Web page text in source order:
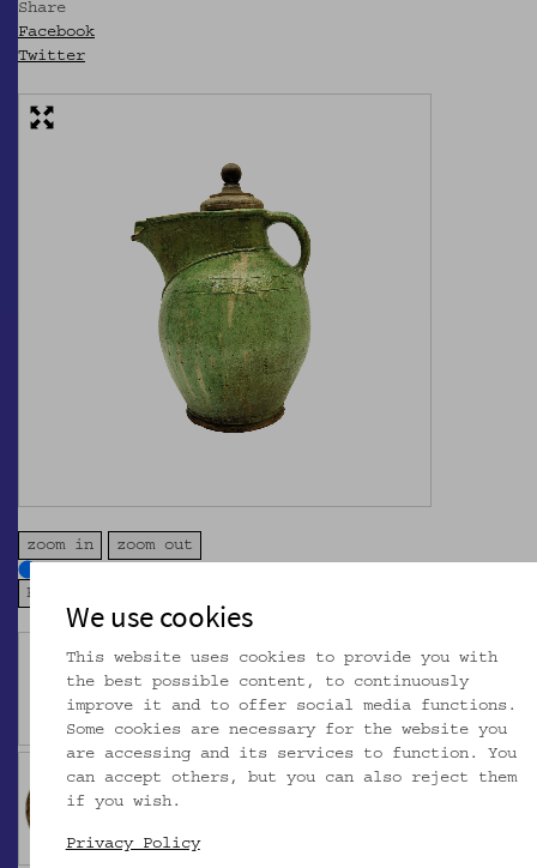
Share
Facebook
Twitter
zoom in zoom out
We use cookies
This website uses cookies to provide you with
the best possible content, to continuously
improve it and to offer social media functions.
Some cookies are necessary for the website you
are accessing and its services to function. You
can accept others, but you can also reject them
if you wish.
Privacy Policy